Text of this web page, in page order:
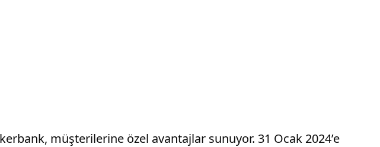
müşterilerine özel avantajlar sunuyor. 31 Ocak 2024’e